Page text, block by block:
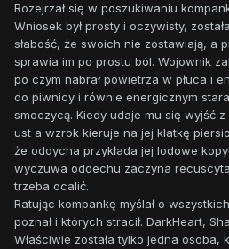
Rozejrzał się w poszukiwaniu
Wniosek był prosty i oczywisty,
słabość, że swoich nie zostawiają, a
sprawia im po prostu ból. Wojownik
po czym nabrał powietrza w płuca i
do piwnicy i równie energicznym
smoczycą. Kiedy udaje mu się wyjść
ust a wzrok kieruje na jej klatkę
że oddycha przykłada jej lodowe
wyczuwa oddechu zaczyna
trzeba ocalić.
Ratując kompankę myślał o
poznał i których stracił. DarkHeart,
Właściwie została tylko jedna osoba,